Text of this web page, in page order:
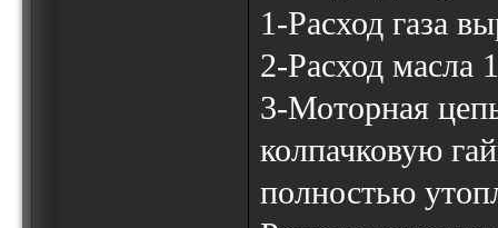
1-Расход газа
2-Расход масла
3-Моторная
колпачковую
полностью